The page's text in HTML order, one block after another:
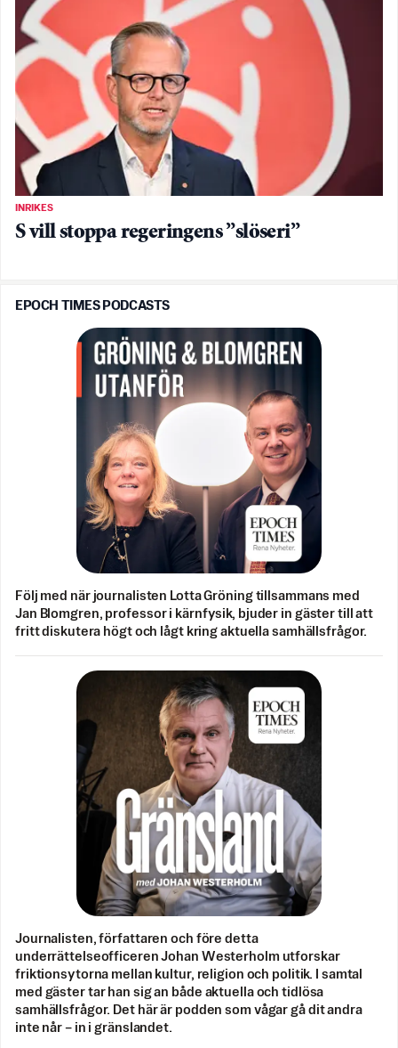
INRIKES
S vill stoppa regeringens ”slöseri”
EPOCH TIMES PODCASTS
Följ med när journalisten Lotta Gröning tillsammans med
Jan Blomgren, professor i kärnfysik, bjuder in gäster till att
fritt diskutera högt och lågt kring aktuella samhällsfrågor.
Journalisten, författaren och före detta
underrättelseofficeren Johan Westerholm utforskar
friktionsytorna mellan kultur, religion och politik. I samtal
med gäster tar han sig an både aktuella och tidlösa
samhällsfrågor. Det här är podden som vågar gå dit andra
inte når – in i gränslandet.